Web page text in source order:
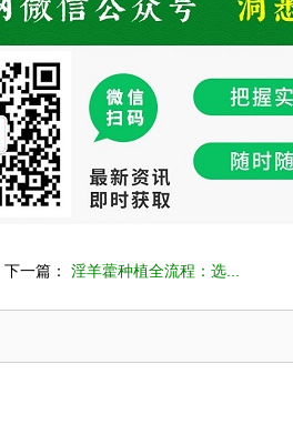
下一篇： 淫羊藿种植全流程：选...